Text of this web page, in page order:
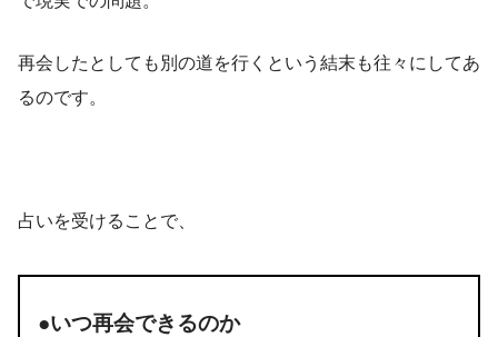
再会したとしても別の道を行くという結末も往々にしてあ
るのです。
占いを受けることで、
●いつ再会できるのか